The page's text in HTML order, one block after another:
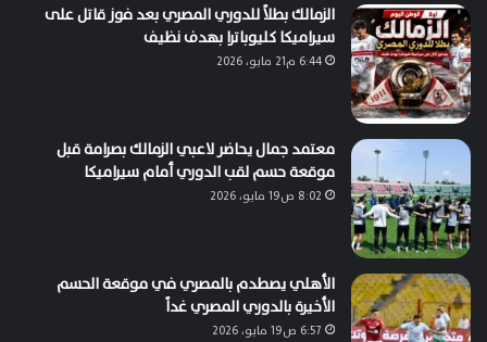
الزمالك بطلاً للدوري المصري بعد فوز قاتل على
سيراميكا كليوباترا بهدف نظيف
6:44 م21 مايو، 2026
معتمد جمال يحاضر لاعبي الزمالك بصرامة قبل
موقعة حسم لقب الدوري أمام سيراميكا
8:02 ص19 مايو، 2026
الأهلي يصطدم بالمصري في موقعة الحسم
الأخيرة بالدوري المصري غداً
6:57 ص19 مايو، 2026